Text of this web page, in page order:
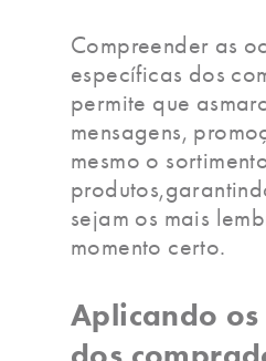
Compreender as
específicas dos
permite que
mensagens,
mesmo o
sejam os mais
momento certo.
Aplicando